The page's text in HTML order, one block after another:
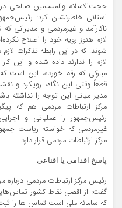
حجت‌الاسلام والمسلمین صالحی
استانی خاطرنشان کرد:
ناکارآمد و غیرمردمی و مدیرانی
لازم هنوز رویه خود را اصلاح
‌شوند. که در این رابطه تذکرات
لازم را ندارند داده شده و این
مبارکی که رقم خورده، این است
قطعاً وقتی این نگاه، رویکرد و
مدیر میانی این توجه را نداشته
مرکز ارتباطات مردمی هم که
رئیس‌جمهور را عملیاتی و
غیرمردمی که خواسته ریاست
مرکز ارتباطات مردمی قرار دارد.
پاسخ اقدامی یا اقناعی
رئیس مرکز ارتباطات مردمی